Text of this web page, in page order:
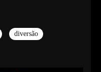
diversão